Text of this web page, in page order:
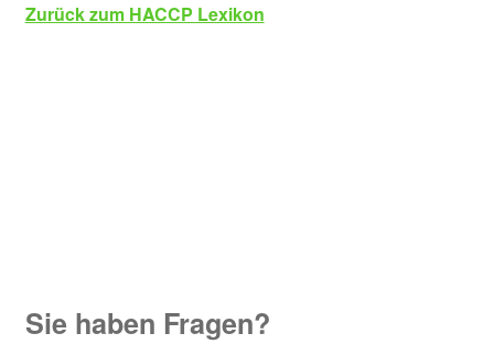
Zurück zum HACCP Lexikon
Sie haben Fragen?